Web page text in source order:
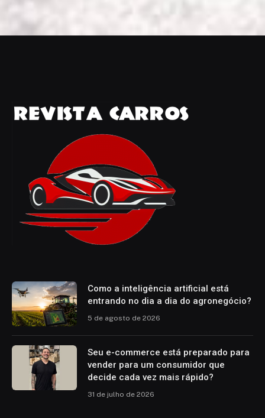
Como a inteligência artificial está
entrando no dia a dia do agronegócio?
5 de agosto de 2026
Seu e-commerce está preparado para
vender para um consumidor que
decide cada vez mais rápido?
31 de julho de 2026